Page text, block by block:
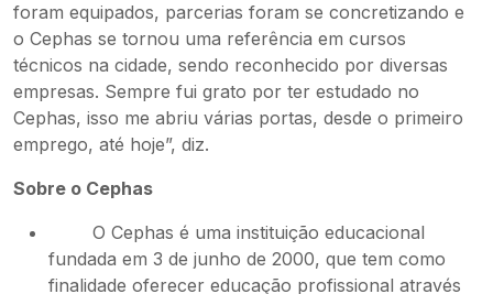
foram equipados, parcerias foram se concretizando e
o Cephas se tornou uma referência em cursos
técnicos na cidade, sendo reconhecido por diversas
empresas. Sempre fui grato por ter estudado no
Cephas, isso me abriu várias portas, desde o primeiro
emprego, até hoje”, diz.
Sobre o Cephas
O Cephas é uma instituição educacional
fundada em 3 de junho de 2000, que tem como
finalidade oferecer educação profissional através